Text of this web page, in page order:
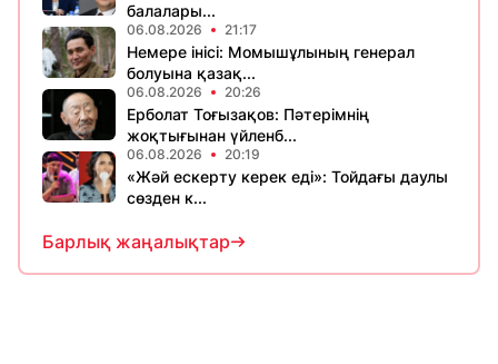
балалары...
06.08.2026 21:17
Немере інісі: Момышұлының генерал
болуына қазақ...
06.08.2026 20:26
Ерболат Тоғызақов: Пәтерімнің
жоқтығынан үйленб...
06.08.2026 20:19
«Жәй ескерту керек еді»: Тойдағы даулы
сөзден к...
Барлық жаңалықтар